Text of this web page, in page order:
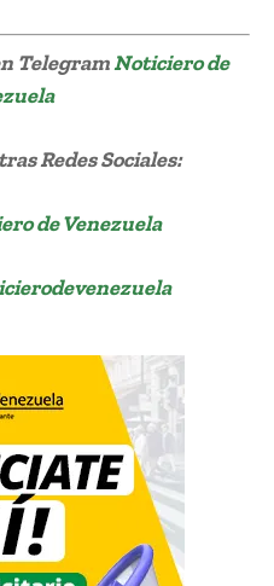
TelegramNoticiero de
Redes Sociales:
de Venezuela